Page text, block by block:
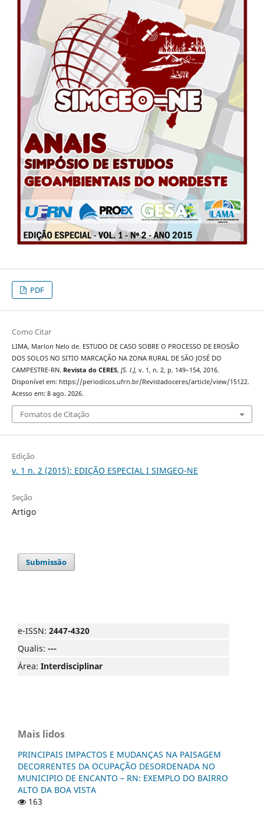
PDF
Como Citar
LIMA, Marlon Nelo de. ESTUDO DE CASO SOBRE O PROCESSO DE EROSÃO
DOS SOLOS NO SITIO MARCAÇÃO NA ZONA RURAL DE SÃO JOSÉ DO
CAMPESTRE-RN. Revista do CERES, [S. l.], v. 1, n. 2, p. 149–154, 2016.
Disponível em: https://periodicos.ufrn.br/Revistadoceres/article/view/15122.
Acesso em: 8 ago. 2026.
Fomatos de Citação
Edição
v. 1 n. 2 (2015): EDIÇÃO ESPECIAL I SIMGEO-NE
Seção
Artigo
Submissão
e-ISSN: 2447-4320
Qualis: ---
Área: Interdisciplinar
Mais lidos
PRINCIPAIS IMPACTOS E MUDANÇAS NA PAISAGEM
DECORRENTES DA OCUPAÇÃO DESORDENADA NO
MUNICIPIO DE ENCANTO – RN: EXEMPLO DO BAIRRO
ALTO DA BOA VISTA
163